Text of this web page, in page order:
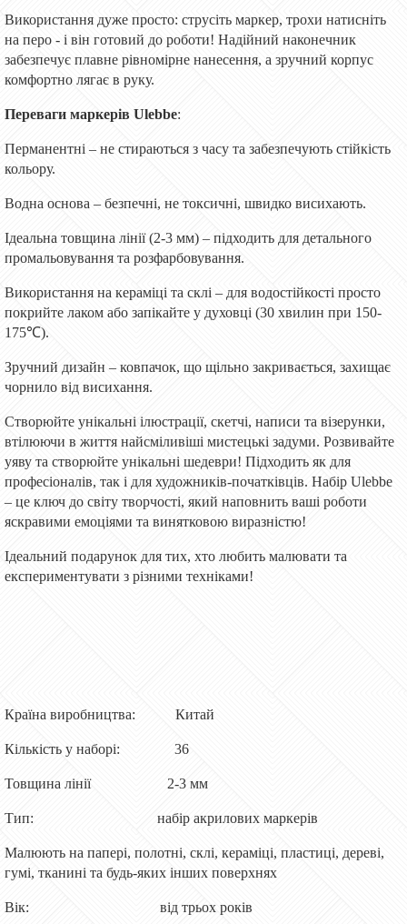
Використання дуже просто: струсіть маркер, трохи натисніть
на перо - і він готовий до роботи! Надійний наконечник
забезпечує плавне рівномірне нанесення, а зручний корпус
комфортно лягає в руку.
Переваги маркерів Ulebbe:
Перманентні – не стираються з часу та забезпечують стійкість
кольору.
Водна основа – безпечні, не токсичні, швидко висихають.
Ідеальна товщина лінії (2-3 мм) – підходить для детального
промальовування та розфарбовування.
Використання на кераміці та склі – для водостійкості просто
покрийте лаком або запікайте у духовці (30 хвилин при 150-
175℃).
Зручний дизайн – ковпачок, що щільно закривається, захищає
чорнило від висихання.
Створюйте унікальні ілюстрації, скетчі, написи та візерунки,
втілюючи в життя найсміливіші мистецькі задуми. Розвивайте
уяву та створюйте унікальні шедеври! Підходить як для
професіоналів, так і для художників-початківців. Набір Ulebbe
– це ключ до світу творчості, який наповнить ваші роботи
яскравими емоціями та винятковою виразністю!
Ідеальний подарунок для тих, хто любить малювати та
експериментувати з різними техніками!
Країна виробництва: Китай
Кількість у наборі: 36
Товщина лінії 2-3 мм
Тип: набір акрилових маркерів
Малюють на папері, полотні, склі, кераміці, пластиці, дереві,
гумі, тканині та будь-яких інших поверхнях
Вік: від трьох років